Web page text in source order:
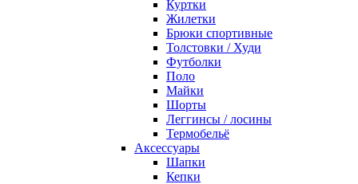
Куртки
Жилетки
Брюки спортивные
Толстовки / Худи
Футболки
Поло
Майки
Шорты
Леггинсы / лосины
Термобельё
Аксессуары
Шапки
Кепки